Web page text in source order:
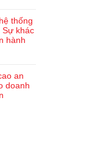
thống
Sự khác
hành
an
doanh